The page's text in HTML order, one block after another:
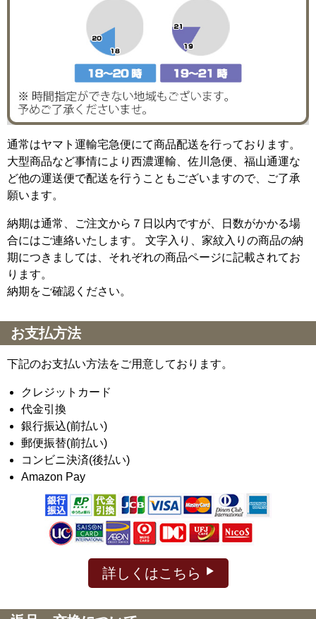
通常はヤマト運輸宅急便にて商品配送を行っております。
大型商品など事情により西濃運輸、佐川急便、福山通運な
ど他の運送便で配送を行うこともございますので、ご了承
願います。
納期は通常、ご注文から７日以内ですが、日数がかかる場
合にはご連絡いたします。 文字入り、家紋入りの商品の納
期につきましては、それぞれの商品ページに記載されてお
ります。
納期をご確認ください。
お支払方法
下記のお支払い方法をご用意しております。
クレジットカード
代金引換
銀行振込(前払い)
郵便振替(前払い)
コンビニ決済(後払い)
Amazon Pay
詳しくはこちら